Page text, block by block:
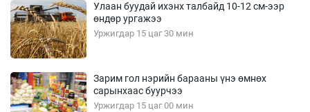
Улаан буудай ихэнх талбайд 10-12 см-ээр
өндөр ургажээ
Уржигдар 15 цаг 30 мин
Зарим гол нэрийн барааны үнэ өмнөх
сарынхаас буурчээ
Уржигдар 15 цаг 00 мин